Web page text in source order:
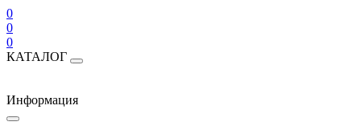
0
0
0
КАТАЛОГ
Информация